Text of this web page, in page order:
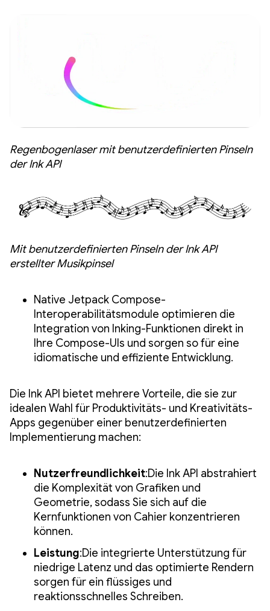
Regenbogenlaser mit benutzerdefinierten Pinseln
der Ink API
Mit benutzerdefinierten Pinseln der Ink API
erstellter Musikpinsel
Native Jetpack Compose-
Interoperabilitätsmodule optimieren die
Integration von Inking-Funktionen direkt in
Ihre Compose-UIs und sorgen so für eine
idiomatische und effiziente Entwicklung.
Die Ink API bietet mehrere Vorteile, die sie zur
idealen Wahl für Produktivitäts- und Kreativitäts-
Apps gegenüber einer benutzerdefinierten
Implementierung machen:
Nutzerfreundlichkeit:Die Ink API abstrahiert
die Komplexität von Grafiken und
Geometrie, sodass Sie sich auf die
Kernfunktionen von Cahier konzentrieren
können.
Leistung:Die integrierte Unterstützung für
niedrige Latenz und das optimierte Rendern
sorgen für ein flüssiges und
reaktionsschnelles Schreiben.